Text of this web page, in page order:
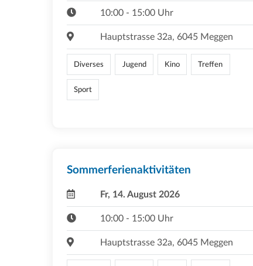
10:00 - 15:00 Uhr
Hauptstrasse 32a, 6045 Meggen
Diverses Jugend Kino Treffen
Sport
Sommerferienaktivitäten
Fr, 14. August 2026
10:00 - 15:00 Uhr
Hauptstrasse 32a, 6045 Meggen